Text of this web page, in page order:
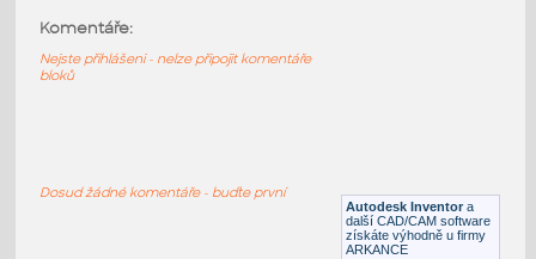
Lego 4073-FlatSilver
Lego 4073-DkBluishGray
Autodesk Inventor a
další CAD/CAM software
získáte výhodně u firmy
ARKANCE
Komentáře:
Nejste přihlášeni - nelze připojit komentáře
bloků
Dosud žádné komentáře - buďte první